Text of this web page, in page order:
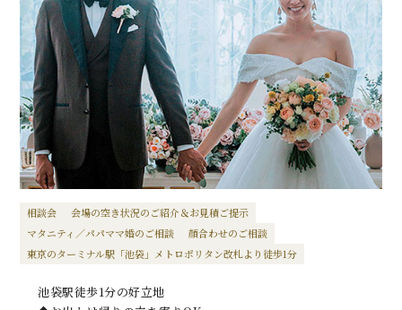
相談会
会場の空き状況のご紹介＆お見積ご提示
マタニティ／パパママ婚のご相談
顔合わせのご相談
東京のターミナル駅「池袋」メトロポリタン改札より徒歩1分
池袋駅徒歩1分の好立地